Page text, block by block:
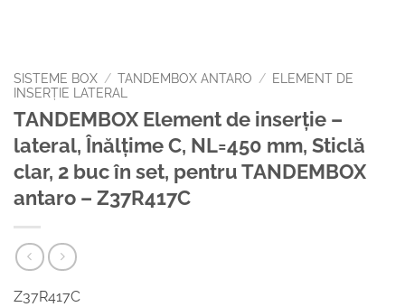
SISTEME BOX / TANDEMBOX ANTARO / ELEMENT DE
INSERȚIE LATERAL
TANDEMBOX Element de inserţie –
lateral, Înălţime C, NL=450 mm, Sticlă
clar, 2 buc în set, pentru TANDEMBOX
antaro – Z37R417C
Z37R417C